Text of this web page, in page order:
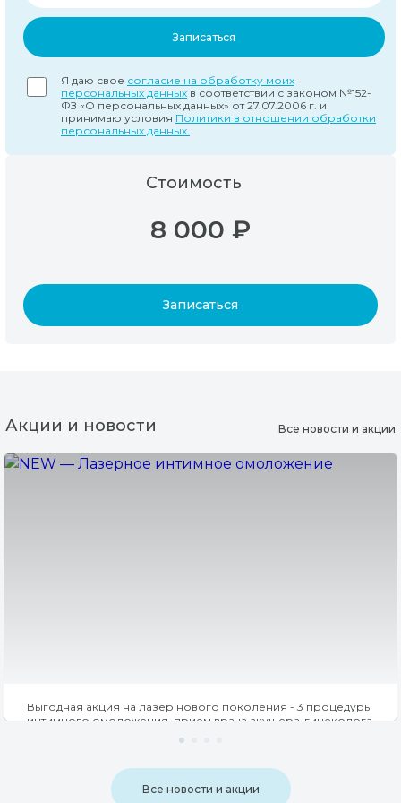
Записаться
Я даю свое согласие на обработку моих
персональных данных в соответствии с законом №152-
ФЗ «О персональных данных» от 27.07.2006 г. и
принимаю условия Политики в отношении обработки
персональных данных.
Стоимость
8 000 ₽
Записаться
Акции и новости Все новости и акции
Выгодная акция на лазер нового поколения - 3 процедуры
интимного омоложения, прием врача акушера-гинеколога
Все новости и акции